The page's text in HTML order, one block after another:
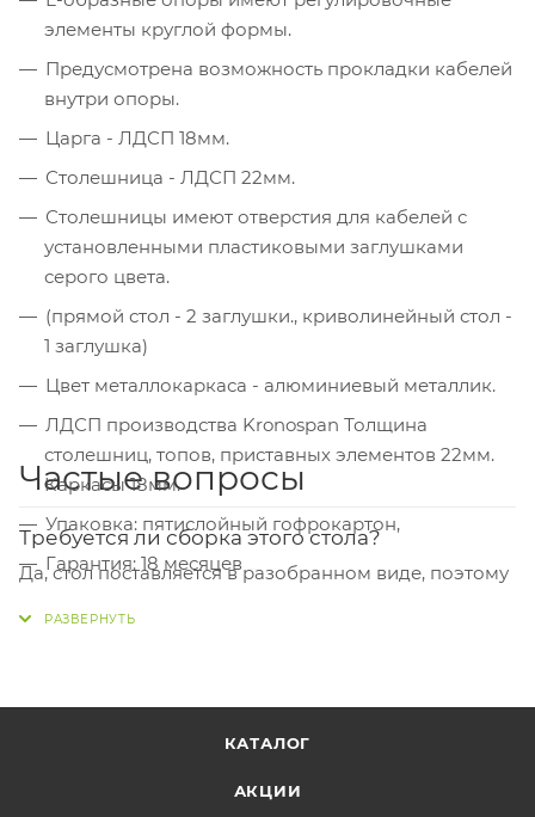
элементы круглой формы.
Предусмотрена возможность прокладки кабелей
внутри опоры.
Царга - ЛДСП 18мм.
Столешница - ЛДСП 22мм.
Столешницы имеют отверстия для кабелей с
установленными пластиковыми заглушками
серого цвета.
(прямой стол - 2 заглушки., криволинейный стол -
1 заглушка)
Цвет металлокаркаса - алюминиевый металлик.
ЛДСП производства Kronospan Толщина
столешниц, топов, приставных элементов 22мм.
Каркасы 18мм.
Упаковка: пятислойный гофрокартон,
Гарантия: 18 месяцев
Частые вопросы
Требуется ли сборка этого стола?
Да, стол поставляется в разобранном виде, поэтому
глубина 72 см, высота стандартная — 75 см. Толщина
КАТАЛОГ
АКЦИИ